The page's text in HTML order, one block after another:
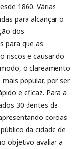
1860. Várias
para alcançar o
dos
para que as
riscos e causando
o clareamento
popular, por ser
e eficaz. Para a
30 dentes de
coroas
da cidade de
objetivo avaliar a